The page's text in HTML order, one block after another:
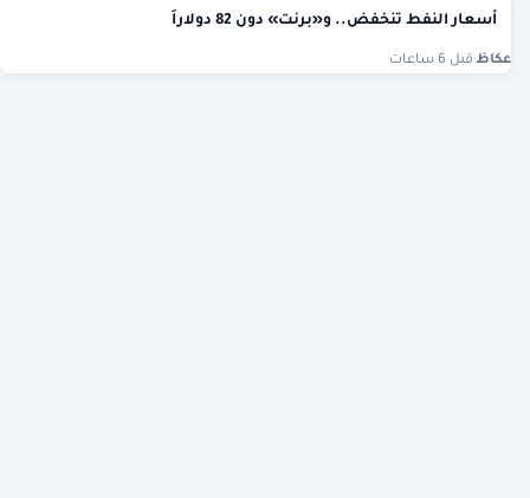
أسعار النفط تنخفض.. و«برنت» دون 82 دولاراً
عكاظ قبل 6 ساعات